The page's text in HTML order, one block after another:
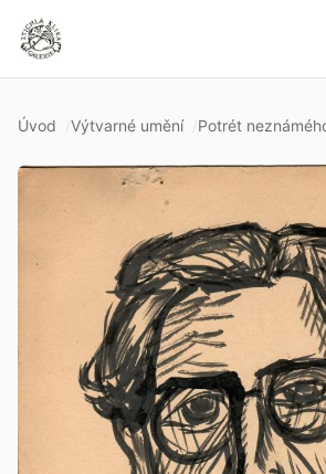
Úvod Výtvarné umění Potrét